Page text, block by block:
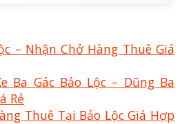
– Nhận Chở Hàng Thuê Giá
Ba Gác Bảo Lộc – Dũng Ba
Rẻ
Thuê Tại Bảo Lộc Giá Hợp